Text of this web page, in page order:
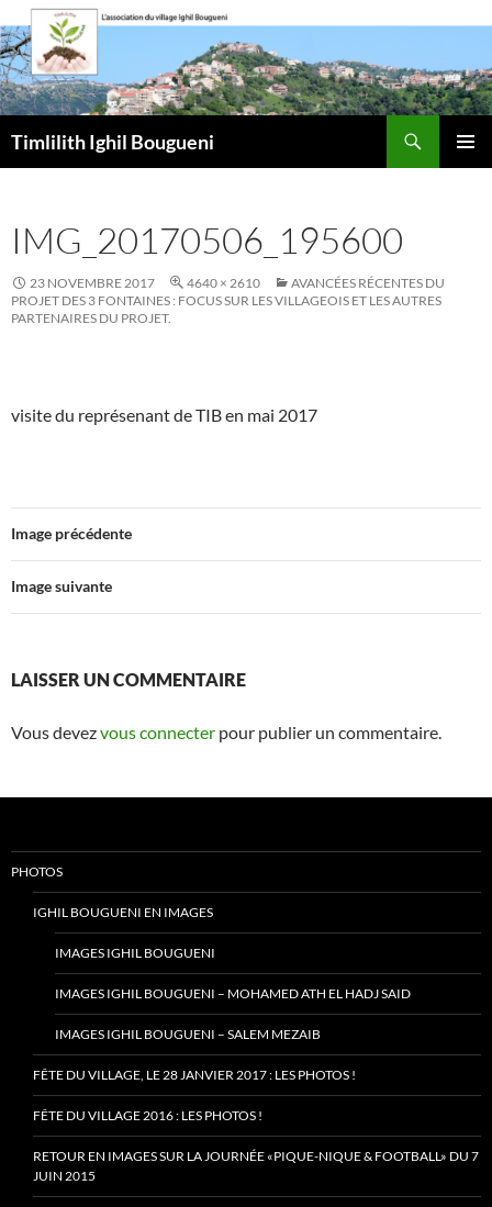
Aller
au
contenu
Timlilith Ighil Bougueni
IMG_20170506_195600
23 NOVEMBRE 2017 4640 × 2610
AVANCÉES RÉCENTES DU
PROJET DES 3 FONTAINES : FOCUS SUR LES VILLAGEOIS ET LES AUTRES
PARTENAIRES DU PROJET.
visite du représenant de TIB en mai 2017
Image précédente
Image suivante
LAISSER UN COMMENTAIRE
Vous devezvous connecter pour publier un commentaire.
PHOTOS
IGHIL BOUGUENI EN IMAGES
IMAGES IGHIL BOUGUENI
IMAGES IGHIL BOUGUENI – MOHAMED ATH EL HADJ SAID
IMAGES IGHIL BOUGUENI – SALEM MEZAIB
FÊTE DU VILLAGE, LE 28 JANVIER 2017 : LES PHOTOS !
FÊTE DU VILLAGE 2016 : LES PHOTOS !
RETOUR EN IMAGES SUR LA JOURNÉE «PIQUE-NIQUE & FOOTBALL» DU 7
JUIN 2015